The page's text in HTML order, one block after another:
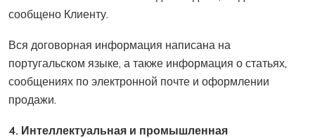
сообщено Клиенту.
Вся договорная информация написана на
португальском языке, а также информация о статьях,
сообщениях по электронной почте и оформлении
продажи.
4. Интеллектуальная и промышленная